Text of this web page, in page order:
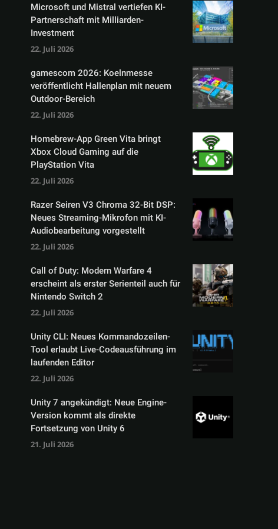
Microsoft und Mistral vertiefen KI-
Partnerschaft mit Milliarden-
Investment
22. Juli 2026
gamescom 2026: Koelnmesse
veröffentlicht Hallenplan mit neuem
Outdoor-Bereich
22. Juli 2026
Homebrew-App Green Vita bringt
Xbox Cloud Gaming auf die
PlayStation Vita
22. Juli 2026
Razer Seiren V3 Chroma 32-Bit DSP:
Neues Streaming-Mikrofon mit KI-
Audiobearbeitung vorgestellt
22. Juli 2026
Call of Duty: Modern Warfare 4
erscheint als erster Serienteil auch für
Nintendo Switch 2
22. Juli 2026
Unity CLI: Neues Kommandozeilen-
Tool erlaubt Live-Codeausführung im
laufenden Editor
22. Juli 2026
Unity 7 angekündigt: Neue Engine-
Version kommt als direkte
Fortsetzung von Unity 6
21. Juli 2026